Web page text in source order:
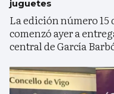
juguetes
La edición número 15
comenzó ayer a
central de García